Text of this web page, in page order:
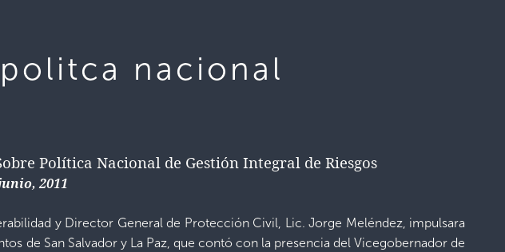
nacional
Política Nacional de Gestión Integral de Riesgos
2011
y Director General de Protección Civil, Lic. Jorge Meléndez, impulsara
de San Salvador y La Paz, que contó con la presencia del Vicegobernador de